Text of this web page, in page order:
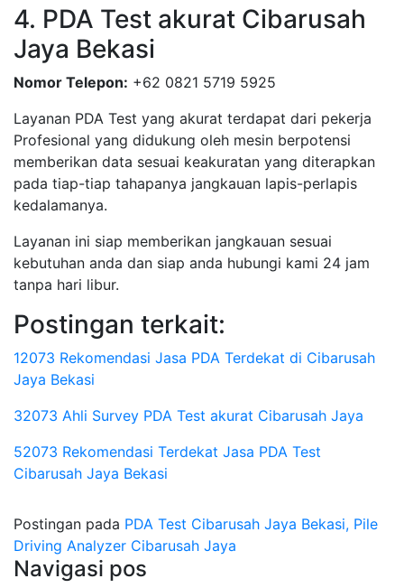
4. PDA Test akurat Cibarusah
Jaya Bekasi
Nomor Telepon: +62 0821 5719 5925
Layanan PDA Test yang akurat terdapat dari pekerja
Profesional yang didukung oleh mesin berpotensi
memberikan data sesuai keakuratan yang diterapkan
pada tiap-tiap tahapanya jangkauan lapis-perlapis
kedalamanya.
Layanan ini siap memberikan jangkauan sesuai
kebutuhan anda dan siap anda hubungi kami 24 jam
tanpa hari libur.
Postingan terkait:
12073 Rekomendasi Jasa PDA Terdekat di Cibarusah
Jaya Bekasi
32073 Ahli Survey PDA Test akurat Cibarusah Jaya
52073 Rekomendasi Terdekat Jasa PDA Test
Cibarusah Jaya Bekasi
Postingan pada PDA Test Cibarusah Jaya Bekasi, Pile
Driving Analyzer Cibarusah Jaya
Navigasi pos